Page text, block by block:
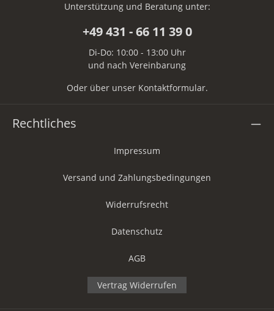
Unterstützung und Beratung unter:
+49 431 - 66 11 39 0
Di-Do: 10:00 - 13:00 Uhr
und nach Vereinbarung
Oder über unser Kontaktformular.
Rechtliches
Impressum
Versand und Zahlungsbedingungen
Widerrufsrecht
Datenschutz
AGB
Vertrag Widerrufen